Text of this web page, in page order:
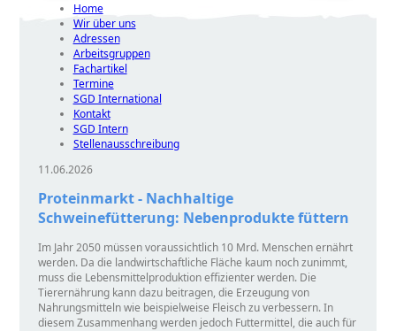
Home
Wir über uns
Adressen
Arbeitsgruppen
Fachartikel
Termine
SGD International
Kontakt
SGD Intern
Stellenausschreibung
11.06.2026
Proteinmarkt - Nachhaltige
Schweinefütterung: Nebenprodukte füttern
Im Jahr 2050 müssen voraussichtlich 10 Mrd. Menschen ernährt
werden. Da die landwirtschaftliche Fläche kaum noch zunimmt,
muss die Lebensmittelproduktion effizienter werden. Die
Tierernährung kann dazu beitragen, die Erzeugung von
Nahrungsmitteln wie beispielweise Fleisch zu verbessern. In
diesem Zusammenhang werden jedoch Futtermittel, die auch für